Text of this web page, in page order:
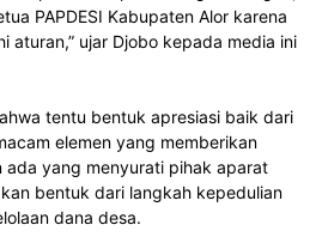
PAPDESI Kabupaten Alor karena
aturan,” ujar Djobo kepada media ini
tentu bentuk apresiasi baik dari
elemen yang memberikan
ada yang menyurati pihak aparat
bentuk dari langkah kepedulian
dana desa.